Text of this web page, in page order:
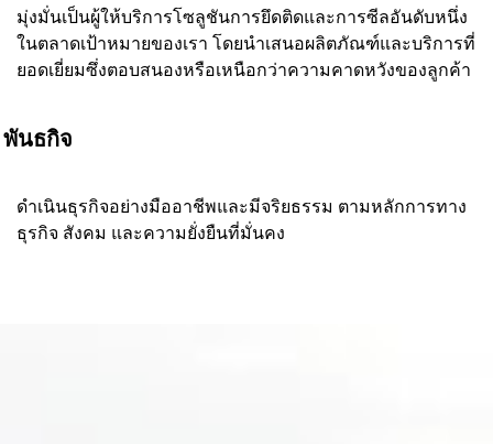
มุ่งมั่นเป็นผู้ให้บริการโซลูชันการยึดติดและการซีลอันดับหนึ่ง
ในตลาดเป้าหมายของเรา โดยนำเสนอผลิตภัณฑ์และบริการที่
ยอดเยี่ยมซึ่งตอบสนองหรือเหนือกว่าความคาดหวังของลูกค้า
พันธกิจ
ดำเนินธุรกิจอย่างมืออาชีพและมีจริยธรรม ตามหลักการทาง
ธุรกิจ สังคม และความยั่งยืนที่มั่นคง